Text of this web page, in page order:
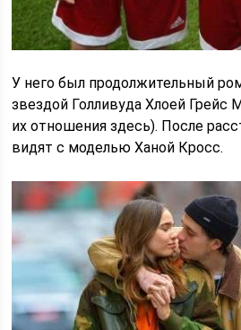
У него был продолжительный
звездой Голливуда Хлоей Грейс
их отношения здесь). После
видят с моделью Ханой Кросс.